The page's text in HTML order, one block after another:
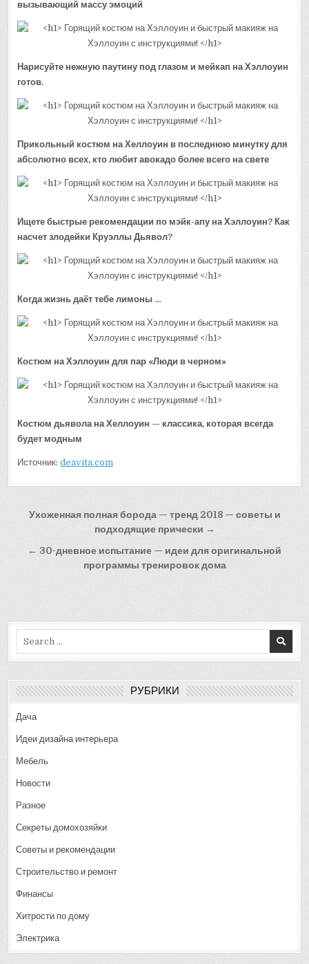
вызывающий массу эмоций
Нарисуйте нежную паутину под глазом и мейкап на Хэллоуин
готов.
Прикольный костюм на Хеллоуин в последнюю минутку для
абсолютно всех, кто любит авокадо более всего на свете
Ищете быстрые рекомендации по мэйк-апу на Хэллоуин? Как
насчет злодейки Круэллы Дьявол?
Когда жизнь даёт тебе лимоны …
Костюм на Хэллоуин для пар «Люди в черном»
Костюм дьявола на Хеллоуин — классика, которая всегда
будет модным
Источник:deavita.com
Навигация
записям
Ухоженная полная борода — тренд 2018 — советы и
подходящие прически →
← 30-дневное испытание — идеи для оригинальной
программы тренировок дома
РУБРИКИ
Дача
Идеи дизайна интерьера
Мебель
Новости
Разное
Секреты домохозяйки
Советы и рекомендации
Строительство и ремонт
Финансы
Хитрости по дому
Электрика